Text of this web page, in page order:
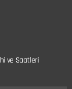
ve Saatleri